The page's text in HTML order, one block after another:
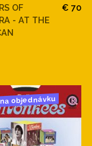
OF
- AT THE
€ 70
na objednávku